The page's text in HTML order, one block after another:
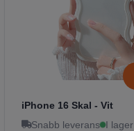
iPhone 16 Skal - Vit
Snabb leverans I lager